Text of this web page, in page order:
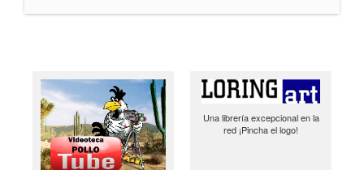
Una librería excepcional en la
red ¡Pincha el logo!